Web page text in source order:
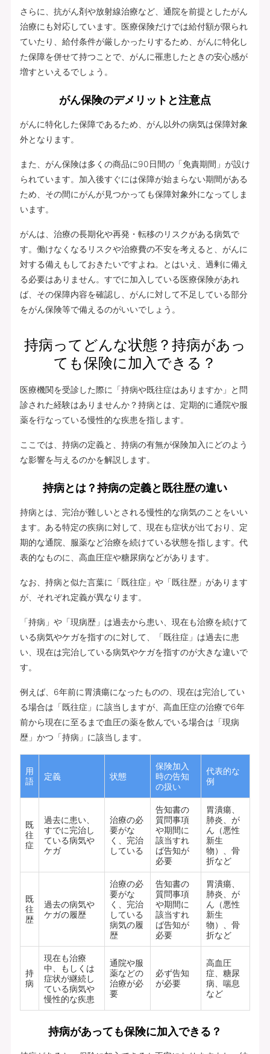
さらに、抗がん剤や放射線治療など、通院を前提としたがん
治療にも対応しています。医療保険だけでは給付額が限られ
ていたり、給付条件が厳しかったりするため、がんに特化し
た保障を併せて持つことで、がんに罹患したときの安心感が
増すといえるでしょう。
がん保険のデメリットと注意点
がんに特化した保障であるため、がん以外の病気は保障対象
外となります。
また、がん保険は多くの商品に90日間の「免責期間」が設け
られています。加入後すぐには保障が始まらない期間がある
ため、その間にがんが見つかっても保障対象外になってしま
います。
がんは、治療の長期化や再発・転移のリスクがある病気で
す。働けなくなるリスクや治療費の不安を考えると、がんに
対する備えもしておきたいですよね。とはいえ、過剰に備え
る必要はありません。すでに加入している医療保険があれ
ば、その保障内容を確認し、がんに対して不足している部分
をがん保険等で備えるのがいいでしょう。
持病ってどんな状態？持病があっ
ても保険に加入できる？
医療機関を受診した際に「持病や既往症はありますか」と問
診された経験はありませんか？持病とは、定期的に通院や服
薬を行なっている慢性的な疾患を指します。
ここでは、持病の定義と、持病の有無が保険加入にどのよう
な影響を与えるのかを解説します。
持病とは？持病の定義と既往歴の違い
持病とは、完治が難しいとされる慢性的な病気のことをいい
ます。ある特定の疾病に対して、現在も症状が出ており、定
期的な通院、服薬など治療を続けている状態を指します。代
表的なものに、高血圧症や糖尿病などがあります。
なお、持病と似た言葉に「既往症」や「既往歴」があります
が、それぞれ定義が異なります。
「持病」や「現病歴」は過去から患い、現在も治療を続けて
いる病気やケガを指すのに対して、「既往症」は過去に患
い、現在は完治している病気やケガを指すのが大きな違いで
す。
例えば、6年前に胃潰瘍になったものの、現在は完治してい
る場合は「既往症」に該当しますが、高血圧症の治療で6年
前から現在に至るまで血圧の薬を飲んでいる場合は「現病
歴」かつ「持病」に該当します。
用
語
定義 状態
保険加入
時の告知
の扱い
代表的な
例
既
往
症
過去に患い、
すでに完治し
ている病気や
ケガ
治療の必
要がな
く、完治
している
告知書の
質問事項
や期間に
該当すれ
ば告知が
必要
胃潰瘍、
肺炎、が
ん（悪性
新生
物）、骨
折など
既
往
歴
過去の病気や
ケガの履歴
治療の必
要がな
く、完治
している
病気の履
歴
告知書の
質問事項
や期間に
該当すれ
ば告知が
必要
胃潰瘍、
肺炎、が
ん（悪性
新生
物）、骨
折など
持
病
現在も治療
中、もしくは
症状が継続し
ている病気や
慢性的な疾患
通院や服
薬などの
治療が必
要
必ず告知
が必要
高血圧
症、糖尿
病、喘息
など
持病があっても保険に加入できる？